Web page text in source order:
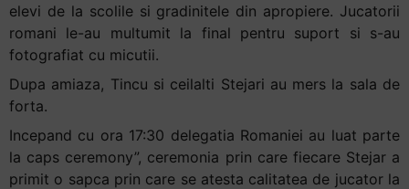
Această
comandă
rapidă
activează
cititorul
de
ecran
pentru
elevi de la scolile si gradinitele din apropiere. Jucatorii
romani le-au multumit la final pentru suport si s-au
fotografiat cu micutii.
Dupa amiaza, Tincu si ceilalti Stejari au mers la sala de
forta.
Incepand cu ora 17:30 delegatia Romaniei au luat parte
la caps ceremony”, ceremonia prin care fiecare Stejar a
primit o sapca prin care se atesta calitatea de jucator la